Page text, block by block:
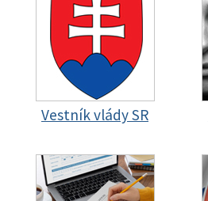
Vestník vlády SR